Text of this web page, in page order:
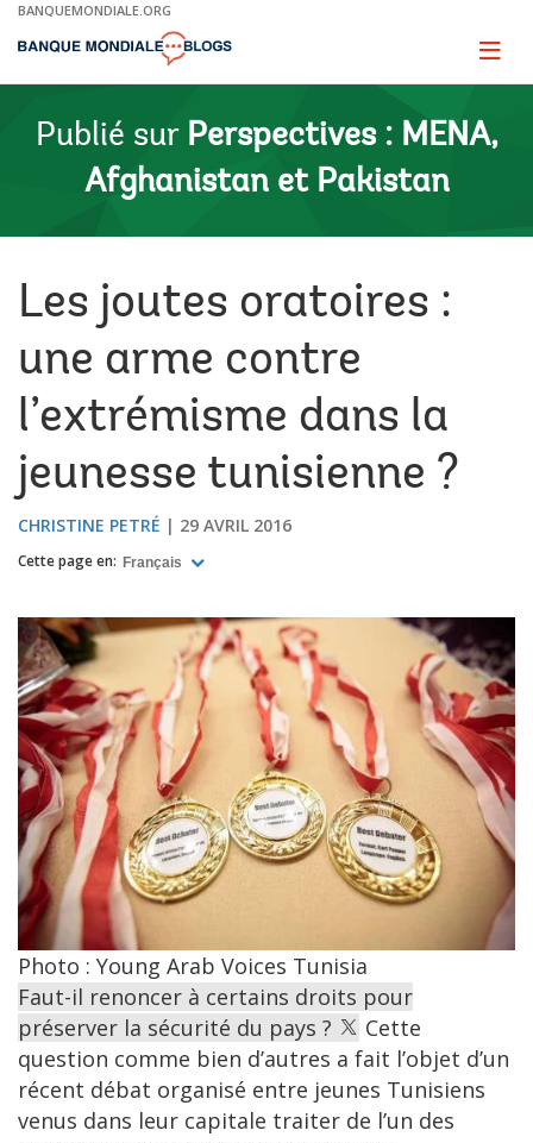
Skip
Main
BANQUEMONDIALE.ORG
Page
Publié sur Perspectives : MENA,
Afghanistan et Pakistan
Les joutes oratoires :
une arme contre
l’extrémisme dans la
jeunesse tunisienne ?
CHRISTINE PETRÉ 29 AVRIL 2016
Cette page en: Français
Photo : Young Arab Voices Tunisia
Faut-il renoncer à certains droits pour
préserver la sécurité du pays ?
Cette
question comme bien d’autres a fait l’objet d’un
récent débat organisé entre jeunes Tunisiens
venus dans leur capitale traiter de l’un des